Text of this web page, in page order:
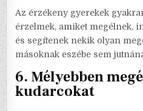
Az érzékeny gyerekek
érzelmek, amiket megélnek,
és segítenek nekik olyan
másoknak eszébe sem
6. Mélyebben
kudarcokat